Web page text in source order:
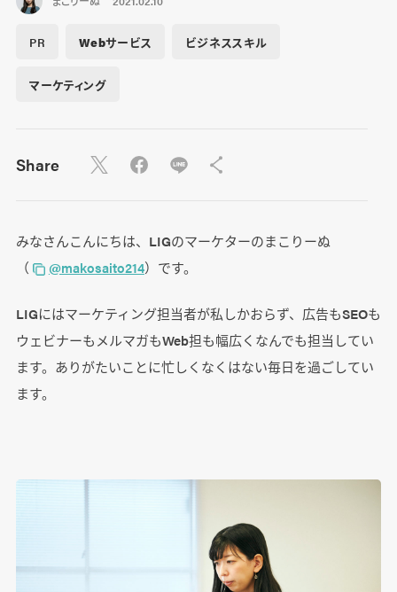
PR Webサービス ビジネススキル
マーケティング
Share
みなさんこんにちは、LIGのマーケターのまこりーぬ
（
@makosaito214）です。
LIGにはマーケティング担当者が私しかおらず、広告もSEOも
ウェビナーもメルマガもWeb担も幅広くなんでも担当してい
ます。ありがたいことに忙しくなくはない毎日を過ごしてい
ます。